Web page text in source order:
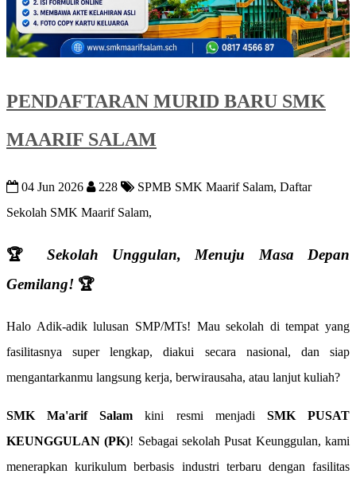
PENDAFTARAN MURID BARU SMK
MAARIF SALAM
04 Jun 2026 228
SPMB SMK Maarif Salam, Daftar
Sekolah SMK Maarif Salam,
🏆 Sekolah Unggulan, Menuju Masa Depan
Gemilang! 🏆
Halo Adik-adik lulusan SMP/MTs! Mau sekolah di tempat yang
fasilitasnya super lengkap, diakui secara nasional, dan siap
mengantarkanmu langsung kerja, berwirausaha, atau lanjut kuliah?
SMK Ma'arif Salam kini resmi menjadi SMK PUSAT
KEUNGGULAN (PK)! Sebagai sekolah Pusat Keunggulan, kami
menerapkan kurikulum berbasis industri terbaru dengan fasilitas